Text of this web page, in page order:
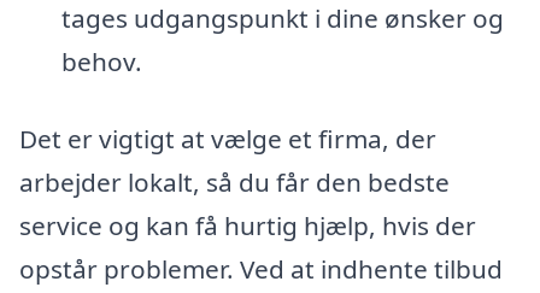
tages udgangspunkt i dine ønsker og
behov.
Det er vigtigt at vælge et firma, der
arbejder lokalt, så du får den bedste
service og kan få hurtig hjælp, hvis der
opstår problemer. Ved at indhente tilbud